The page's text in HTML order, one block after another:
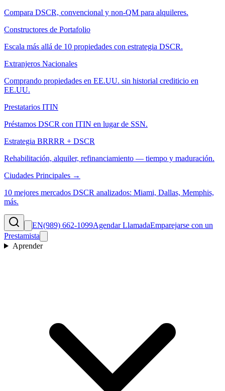
Compara DSCR, convencional y non-QM para alquileres.
Constructores de Portafolio
Escala más allá de 10 propiedades con estrategia DSCR.
Extranjeros Nacionales
Comprando propiedades en EE.UU. sin historial crediticio en
EE.UU.
Prestatarios ITIN
Préstamos DSCR con ITIN en lugar de SSN.
Estrategia BRRRR + DSCR
Rehabilitación, alquiler, refinanciamiento — tiempo y maduración.
Ciudades Principales →
10 mejores mercados DSCR analizados: Miami, Dallas, Memphis,
más.
EN(989) 662-1099Agendar LlamadaEmparejarse con un
Prestamista
Aprender